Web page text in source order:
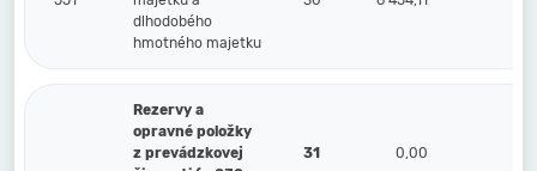
dlhodobého
hmotného majetku
Rezervy a
opravné položky
z prevádzkovej
31 0,00